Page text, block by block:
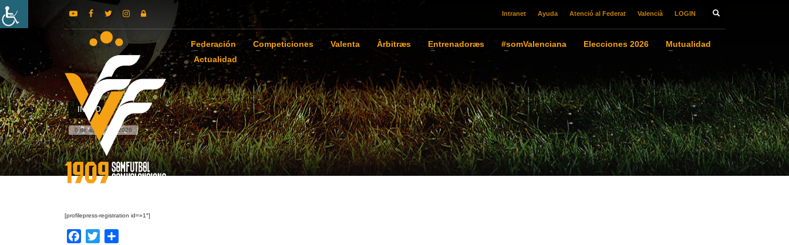
Intranet Ayuda Atenció al Federat Valencià LOGIN
Federación Competiciones Valenta Àrbitræs Entrenadoræs #somValenciana Elecciones 2026
Mutualidad
Actualidad
INICIO
6 de agosto de 2026
[profilepress-registration id=»1″]
Facebook
Twitter